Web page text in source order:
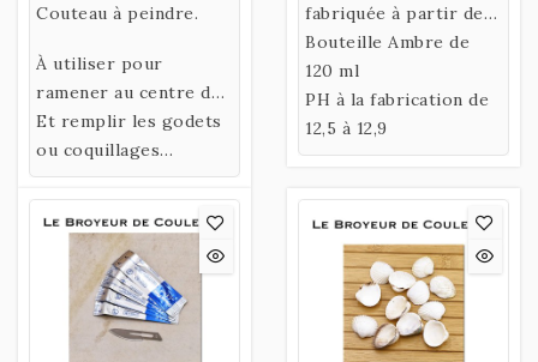
Couteau à peindre.
À utiliser pour
ramener au centre de
la plaque le pigment
lors des broyages.
Et remplir les godets
ou coquillages
(Prévoir 2 couteaux,
un pour ramasser la
couleur et l'autre
pour la pousser dans
le contenant)
fabriquée à partir de
cendres de Chênes -
Solution Basique
Bouteille Ambre de
120 ml
PH à la fabrication de
12,5 à 12,9